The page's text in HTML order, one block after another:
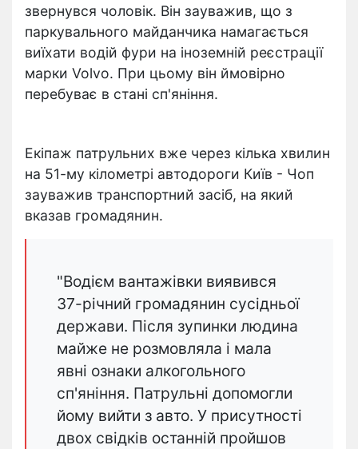
звернувся чоловік. Він зауважив, що з
паркувального майданчика намагається
виїхати водій фури на іноземній реєстрації
марки Volvo. При цьому він ймовірно
перебуває в стані сп'яніння.
Екіпаж патрульних вже через кілька хвилин
на 51-му кілометрі автодороги Київ - Чоп
зауважив транспортний засіб, на який
вказав громадянин.
"Водієм вантажівки виявився
37-річний громадянин сусідньої
держави. Після зупинки людина
майже не розмовляла і мала
явні ознаки алкогольного
сп'яніння. Патрульні допомогли
йому вийти з авто. У присутності
двох свідків останній пройшов